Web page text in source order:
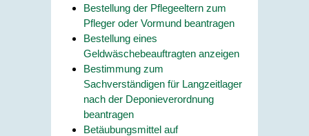
Bestellung der Pflegeeltern zum
Pfleger oder Vormund beantragen
Bestellung eines
Geldwäschebeauftragten anzeigen
Bestimmung zum
Sachverständigen für Langzeitlager
nach der Deponieverordnung
beantragen
Betäubungsmittel auf